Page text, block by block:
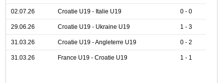
02.07.26 Croatie U19 - Italie U19 0 - 0
29.06.26 Croatie U19 - Ukraine U19 1 - 3
31.03.26 Croatie U19 - Angleterre U19 0 - 2
31.03.26 France U19 - Croatie U19 1 - 1